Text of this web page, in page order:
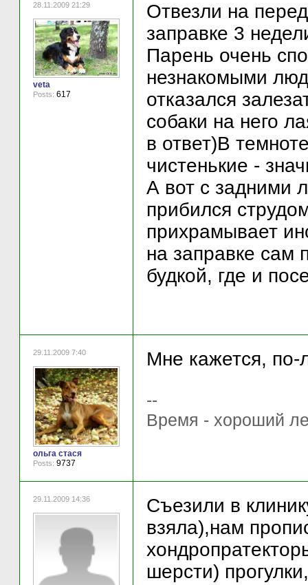
28.11.2009 21:29
veta
Posts: 617
Отвезли на
заправке 3
Парень очень
незнакомыми
отказался
собаки на него
в ответ)В
чистенькие -
А вот с задними
прибился
прихрамывает
на заправке сам
будкой, где и
29.11.2009 7:40
ольга стася
Posts: 9737
Мне кажется, по-
--
Время - хороший
29.11.2009 14:36
Съезили в
взяла),нам
шерсти)